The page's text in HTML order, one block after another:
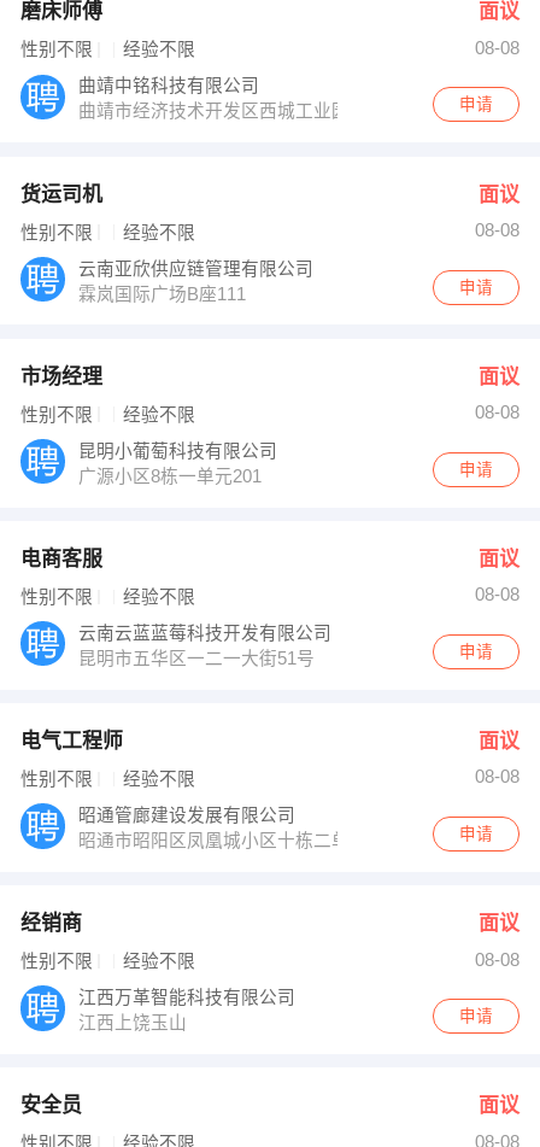
磨床师傅 面议
性别不限 经验不限
08-08
曲靖中铭科技有限公司
曲靖市经济技术开发区西城工业园区靖阳路人民工社6社
申请
货运司机 面议
性别不限 经验不限
08-08
云南亚欣供应链管理有限公司
霖岚国际广场B座111
申请
市场经理 面议
性别不限 经验不限
08-08
昆明小葡萄科技有限公司
广源小区8栋一单元201
申请
电商客服 面议
性别不限 经验不限
08-08
云南云蓝蓝莓科技开发有限公司
昆明市五华区一二一大街51号
申请
电气工程师 面议
性别不限 经验不限
08-08
昭通管廊建设发展有限公司
昭通市昭阳区凤凰城小区十栋二单元402室
申请
经销商 面议
性别不限 经验不限
08-08
江西万革智能科技有限公司
江西上饶玉山
申请
安全员 面议
08-08